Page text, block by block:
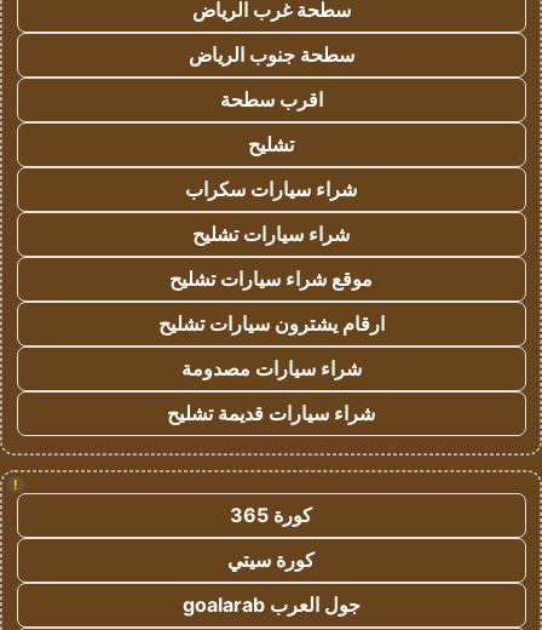
سطحة غرب الرياض
سطحة جنوب الرياض
اقرب سطحة
تشليح
شراء سيارات سكراب
شراء سيارات تشليح
موقع شراء سيارات تشليح
ارقام يشترون سيارات تشليح
شراء سيارات مصدومة
شراء سيارات قديمة تشليح
!
كورة 365
كورة سيتي
جول العرب goalarab